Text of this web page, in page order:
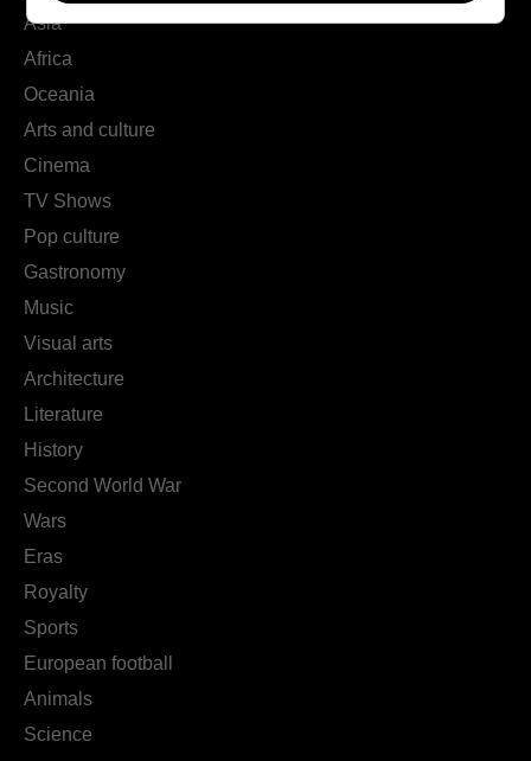
Asia
Africa
Oceania
Arts and culture
Cinema
TV Shows
Pop culture
Gastronomy
Music
Visual arts
Architecture
Literature
History
Second World War
Wars
Eras
Royalty
Sports
European football
Animals
Science